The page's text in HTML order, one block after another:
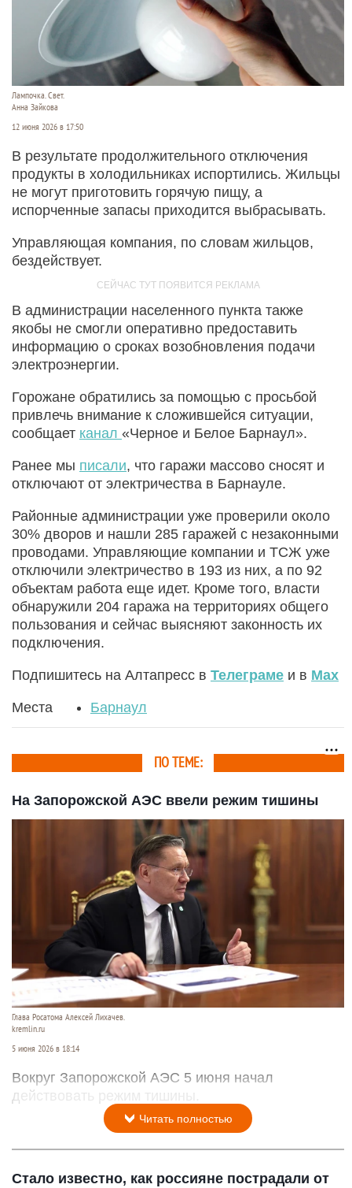
Лампочка. Свет.
Анна Зайкова
12 июня 2026 в 17:50
В результате продолжительного отключения
продукты в холодильниках испортились. Жильцы
не могут приготовить горячую пищу, а
испорченные запасы приходится выбрасывать.
Управляющая компания, по словам жильцов,
бездействует.
В администрации населенного пункта также
якобы не смогли оперативно предоставить
информацию о сроках возобновления подачи
электроэнергии.
Горожане обратились за помощью с просьбой
привлечь внимание к сложившейся ситуации,
сообщает канал «Черное и Белое Барнаул».
Ранее мы писали, что гаражи массово сносят и
отключают от электричества в Барнауле.
Районные администрации уже проверили около
30% дворов и нашли 285 гаражей с незаконными
проводами. Управляющие компании и ТСЖ уже
отключили электричество в 193 из них, а по 92
объектам работа еще идет. Кроме того, власти
обнаружили 204 гаража на территориях общего
пользования и сейчас выясняют законность их
подключения.
Подпишитесь на Алтапресс в Телеграме и в Max
Места Барнаул
ПО ТЕМЕ:
На Запорожской АЭС ввели режим тишины
Глава Росатома Алексей Лихачев.
kremlin.ru
5 июня 2026 в 18:14
Вокруг Запорожской АЭС 5 июня начал
действовать режим тишины.
Читать полностью
Стало известно, как россияне пострадали от